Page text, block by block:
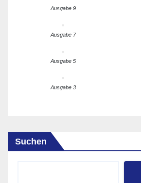
Ausgabe 9
Ausgabe 7
Ausgabe 5
Ausgabe 3
Suchen